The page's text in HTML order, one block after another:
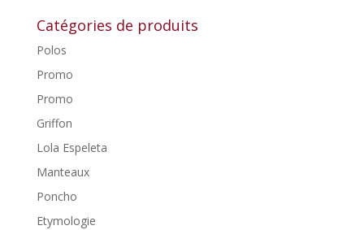
Catégories de produits
Polos
Promo
Promo
Griffon
Lola Espeleta
Manteaux
Poncho
Etymologie